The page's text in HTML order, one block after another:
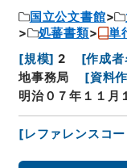
国立公文書館
処蕃書類
単
[規模] 2 [作成
地事務局
[資料
明治０７年１１月
[レファレンスコ